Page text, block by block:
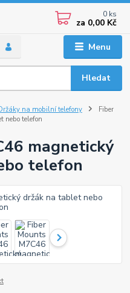
Menu
Hledat
0 ks
za 0,00 Kč
na mobilní telefony
Fiber
nebo telefon
magnetický
telefon